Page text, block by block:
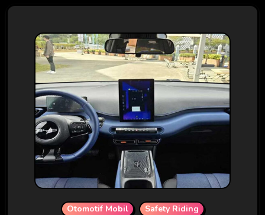
Otomotif Mobil Safety Riding